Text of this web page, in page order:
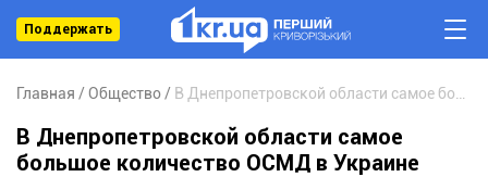
Поддержать
Главная Общество
В Днепропетровской области самое
большое количество ОСМД в Украине